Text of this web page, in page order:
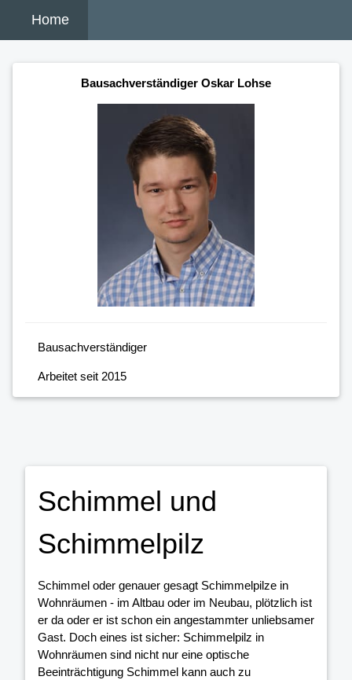
Home
Bausachverständiger Oskar Lohse
Bausachverständiger
Arbeitet seit 2015
Schimmel und
Schimmelpilz
Schimmel oder genauer gesagt Schimmelpilze in
Wohnräumen - im Altbau oder im Neubau, plötzlich ist
er da oder er ist schon ein angestammter unliebsamer
Gast. Doch eines ist sicher: Schimmelpilz in
Wohnräumen sind nicht nur eine optische
Beeinträchtigung Schimmel kann auch zu